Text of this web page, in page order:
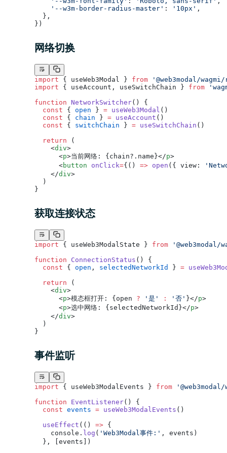
    '--w3m-border-radius-master'
: '10px' ,
  },
})
网络切换
import { useWeb3Modal } from '@web3modal/
import { useAccount, useSwitchChain } from
function NetworkSwitcher() {
  const
{ open } = useWeb3Modal ()
  const
{ chain } = useAccount ()
  const
{ switchChain } = useSwitchChain ()
  return
(
    <
div>
      <
p>当前网络: {chain?.name}</p>
      <
button onClick={() => open ({ view:
    </
div>
  )
}
获取连接状态
import { useWeb3ModalState } from '@web3modal/
function ConnectionStatus () {
  const
{ open , selectedNetworkId } =
  return
(
    <
div>
      <
p>模态框打开: {open ? '是' : '否' }</p>
      <
p>选中网络: {selectedNetworkId}</p>
    </
div>
  )
}
事件监听
import { useWeb3ModalEvents } from
function EventListener() {
  const
events = useWeb3ModalEvents ()
  useEffect
(() => {
    console.
log ( 'Web3Modal事件:' , events)
  }, [events])